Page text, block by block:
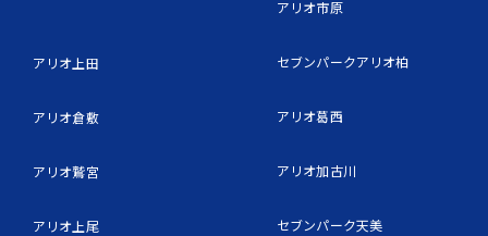
アリオ上田
アリオ倉敷
アリオ鷲宮
アリオ上尾
アリオ市原
セブンパークアリオ柏
アリオ葛西
アリオ加古川
セブンパーク天美